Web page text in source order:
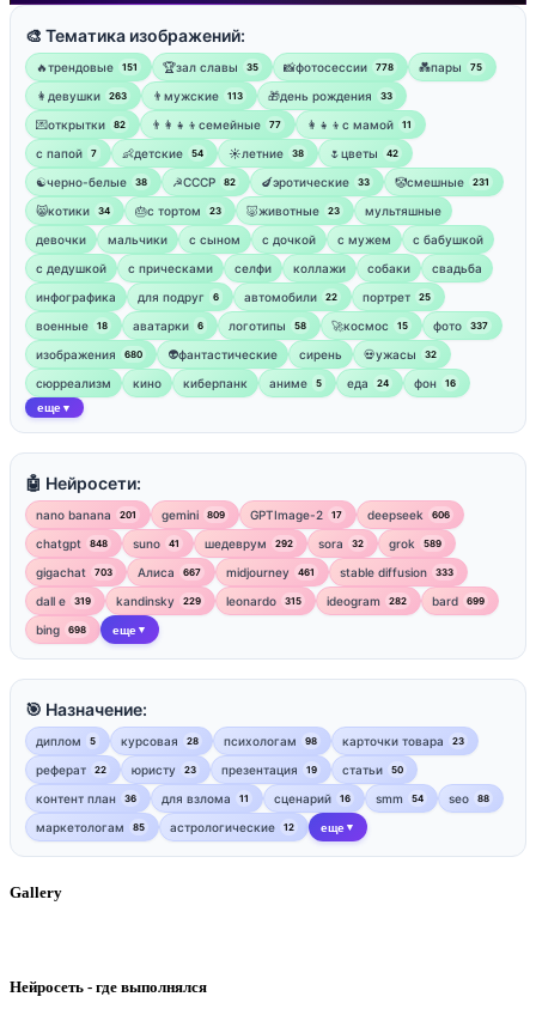
🎨 Тематика изображений:
🔥трендовые 151 🏆зал славы 35 📸фотосессии 778 💑пары 75
👩девушки 263 👨мужские 113 🎁день рождения 33
💌открытки 82 👨‍👩‍👧‍👦семейные 77 👩‍👧‍👦с мамой 11
‍с папой 7 👶детские 54 ☀️летние 38 🌷цветы 42
☯︎черно-белые 38 ☭СССР 82 🍆эротические 33 🤡смешные 231
😸котики 34 🎂с тортом 23 🐷животные 23
мультяшные
девочки
мальчики с сыном с дочкой с мужем
с бабушкой
с дедушкой
с прическами селфи коллажи собаки
свадьба
инфографика
для подруг 6 автомобили 22 портрет 25
военные 18 аватарки 6 логотипы 58 🚀космос 15 фото 337
изображения 680 👽фантастические сирень 💀ужасы 32
сюрреализм кино киберпанк аниме 5 еда 24 фон 16
еще ▼
🤖 Нейросети:
nano banana 201 gemini 809 GPTImage-2 17 deepseek 606
chatgpt 848 suno 41 шедеврум 292 sora 32 grok 589
gigachat 703 Алиса 667 midjourney 461 stable diffusion 333
dall e 319 kandinsky 229 leonardo 315 ideogram 282 bard 699
bing 698 еще ▼
🎯 Назначение:
диплом 5 курсовая 28 психологам 98 карточки товара 23
реферат 22 юристу 23 презентация 19 статьи 50
контент план 36 для взлома 11 сценарий 16 smm 54 seo 88
маркетологам 85 астрологические 12 еще ▼
Gallery
Нейросеть - где выполнялся